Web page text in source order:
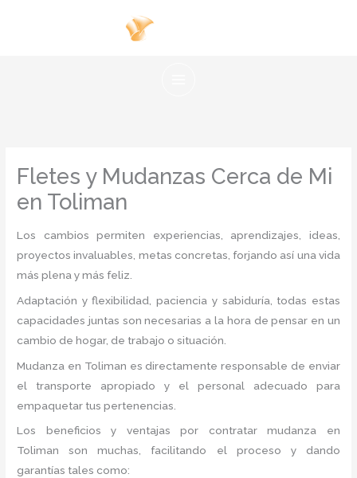
Fletes y Mudanzas Cerca de Mi
en Toliman
Los cambios permiten experiencias, aprendizajes, ideas,
proyectos invaluables, metas concretas, forjando así una vida
más plena y más feliz.
Adaptación y flexibilidad, paciencia y sabiduría, todas estas
capacidades juntas son necesarias a la hora de pensar en un
cambio de hogar, de trabajo o situación.
Mudanza en Toliman es directamente responsable de enviar
el transporte apropiado y el personal adecuado para
empaquetar tus pertenencias.
Los beneficios y ventajas por contratar mudanza en
Toliman
son muchas, facilitando el proceso y dando
garantías tales como: